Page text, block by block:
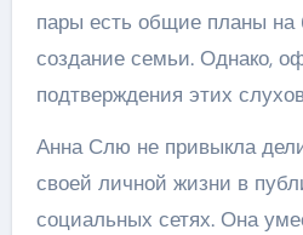
пары есть общие планы на
создание семьи. Однако,
подтверждения этих
Анна Слю не привыкла
своей личной жизни в
социальных сетях. Она